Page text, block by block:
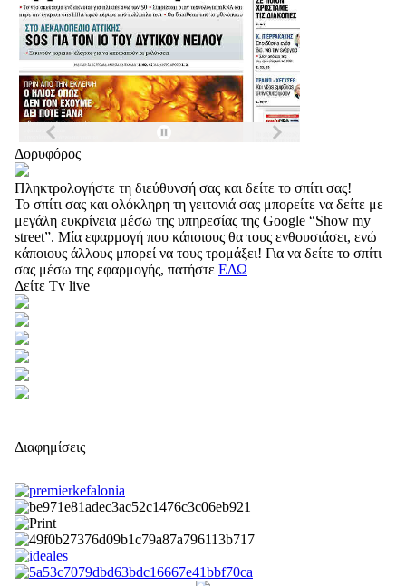
Δορυφόρος
Πληκτρολογήστε τη διεύθυνσή σας και δείτε το σπίτι σας!
Το σπίτι σας και ολόκληρη τη γειτονιά σας μπορείτε να δείτε με
μεγάλη ευκρίνεια μέσω της υπηρεσίας της Google “Show my
street”. Μία εφαρμογή που κάποιους θα τους ενθουσιάσει, ενώ
κάποιους άλλους μπορεί να τους τρομάξει! Για να δείτε το σπίτι
σας μέσω της εφαρμογής, πατήστε ΕΔΩ
Δείτε Tv live
Διαφημίσεις